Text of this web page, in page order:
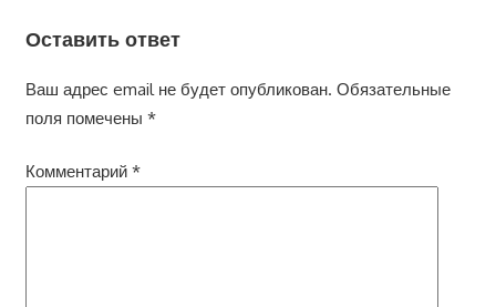
Оставить ответ
Ваш адрес email не будет опубликован. Обязательные
поля помечены *
Комментарий *